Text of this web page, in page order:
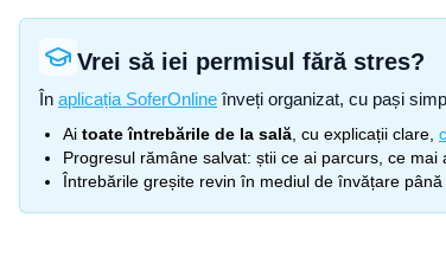
Vrei să iei permisul fără stres?
În aplicația SoferOnline înveți organizat, cu pași
Ai toate întrebările de la sală , cu explicații clare,
Progresul rămâne salvat: știi ce ai parcurs, ce mai
Întrebările greșite revin în mediul de învățare până